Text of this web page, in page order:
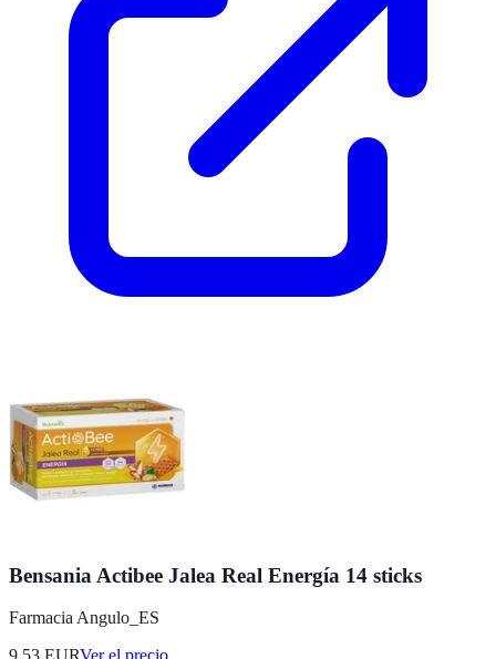
Bensania Actibee Jalea Real Energía 14 sticks
Farmacia Angulo_ES